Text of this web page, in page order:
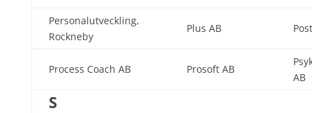
Personalutveckling,
Rockneby
Plus AB
Process Coach AB Prosoft AB
AB
S